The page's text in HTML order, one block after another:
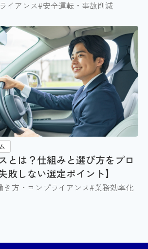
イアンス#安全運転・事故削減
とは？仕組みと選び方をプロ
敗しない選定ポイント】
き方・コンプライアンス#業務効率化